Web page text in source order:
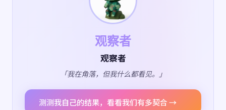
观察者
观察者
「我在角落，但我什么都看见。」
测测我自己的结果，看看我们有多契合 →